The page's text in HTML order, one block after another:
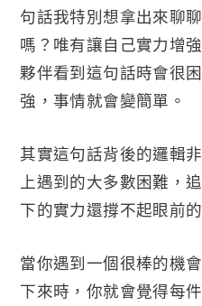
句話我特別想拿出來聊
嗎？唯有讓自己實力增
夥伴看到這句話時會很
強，事情就會變簡單。
其實這句話背後的邏輯
上遇到的大多數困難，
下的實力還撐不起眼前
當你遇到一個很棒的機
下來時，你就會覺得每